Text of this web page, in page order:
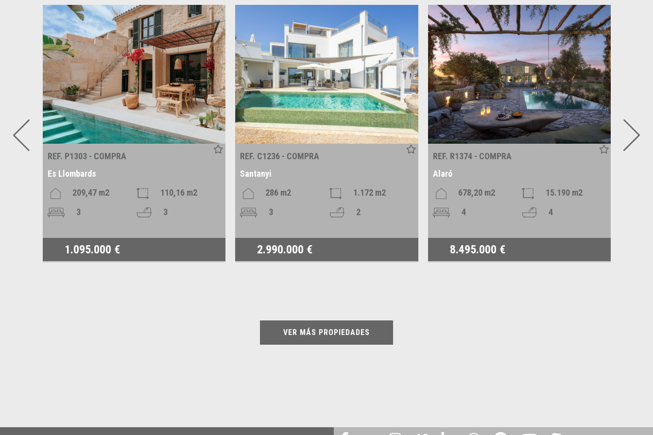
REF. P1303 - COMPRA
Es Llombards
209,47 m2
110,16 m2
3
3
1.095.000 €
REF. C1236 - COMPRA
Santanyi
286 m2
1.172 m2
3
2
2.990.000 €
REF. R1374 - COMPRA
Alaró
678,20 m2
15.190 m2
4
4
8.495.000 €
VER MÁS PROPIEDADES